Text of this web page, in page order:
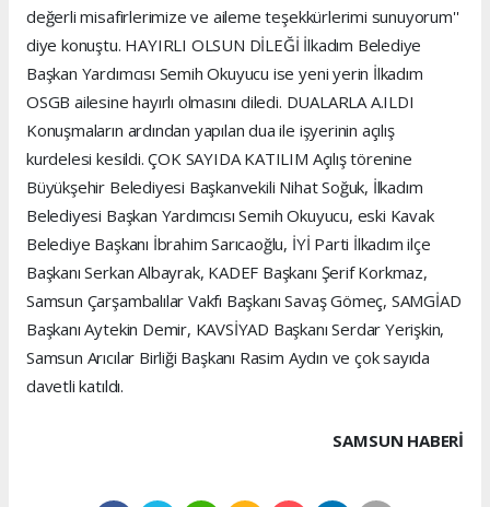
değerli misafirlerimize ve aileme teşekkürlerimi sunuyorum''
diye konuştu. HAYIRLI OLSUN DİLEĞİ İlkadım Belediye
Başkan Yardımcısı Semih Okuyucu ise yeni yerin İlkadım
OSGB ailesine hayırlı olmasını diledi. DUALARLA A.ILDI
Konuşmaların ardından yapılan dua ile işyerinin açılış
kurdelesi kesildi. ÇOK SAYIDA KATILIM Açılış törenine
Büyükşehir Belediyesi Başkanvekili Nihat Soğuk, İlkadım
Belediyesi Başkan Yardımcısı Semih Okuyucu, eski Kavak
Belediye Başkanı İbrahim Sarıcaoğlu, İYİ Parti İlkadım ilçe
Başkanı Serkan Albayrak, KADEF Başkanı Şerif Korkmaz,
Samsun Çarşambalılar Vakfı Başkanı Savaş Gömeç, SAMGİAD
Başkanı Aytekin Demir, KAVSİYAD Başkanı Serdar Yerişkin,
Samsun Arıcılar Birliği Başkanı Rasim Aydın ve çok sayıda
davetli katıldı.
SAMSUN HABERİ